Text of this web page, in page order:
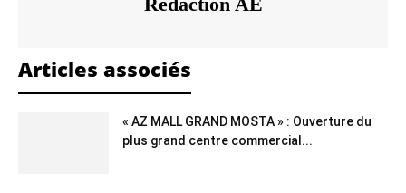
Articles associés
« AZ MALL GRAND MOSTA » : Ouverture du
plus grand centre commercial...